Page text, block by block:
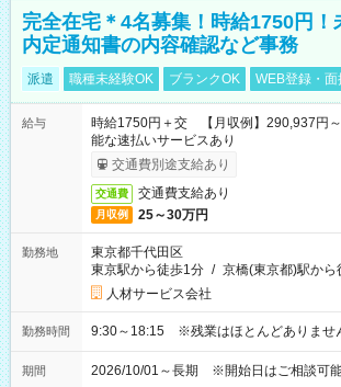
完全在宅＊4名募集！時給1750円！
内定通知書の内容確認など事務
派遣 職種未経験OK ブランクOK WEB登録・面
給与
時給1750円＋交 【月収例】290,937円
能な速払いサービスあり
交通費別途支給あり
交通費 交通費支給あり
月収例 25～30万円
勤務地
東京都千代田区
東京駅から徒歩1分 / 京橋(東京都)駅から
人材サービス会社
勤務時間 9:30～18:15 ※残業はほとんどありませ
期間 2026/10/01～長期 ※開始日はご相談可